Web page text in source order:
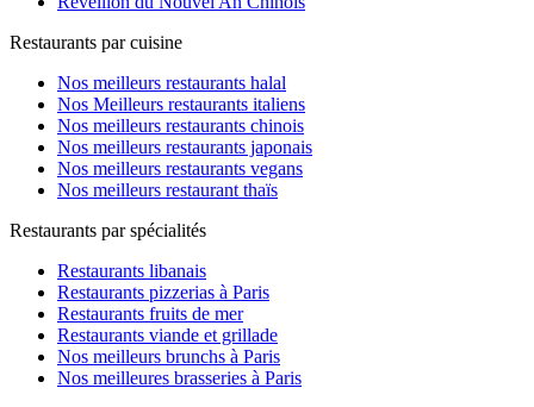
Restaurants par cuisine
Nos meilleurs restaurants halal
Nos Meilleurs restaurants italiens
Nos meilleurs restaurants chinois
Nos meilleurs restaurants japonais
Nos meilleurs restaurants vegans
Nos meilleurs restaurant thaïs
Restaurants par spécialités
Restaurants libanais
Restaurants pizzerias à Paris
Restaurants fruits de mer
Restaurants viande et grillade
Nos meilleurs brunchs à Paris
Nos meilleures brasseries à Paris